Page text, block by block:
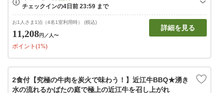
お1人さま1泊（4名1室利用時） (税込)
11,208円 ／人〜
ポイント(1%)
詳細を見る
2食付【究極の牛肉を炭火で味わう！】近江牛BBQ★湧き
水の流れるかばたの庭で極上の近江牛を召し上がれ